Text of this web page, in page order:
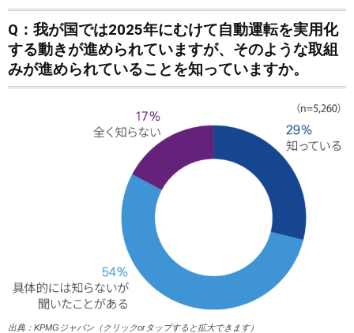
Q：我が国では2025年にむけて自動運転を実用化
する動きが進められていますが、そのような取組
みが進められていることを知っていますか。
出典：KPMGジャパン（クリックorタップすると拡大できます）